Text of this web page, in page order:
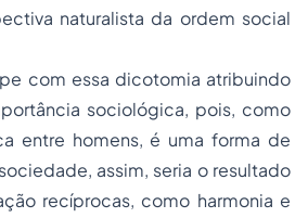
naturalista da ordem social
com essa dicotomia atribuindo
sociológica, pois, como
entre homens, é uma forma de
assim, seria o resultado
recíprocas, como harmonia e